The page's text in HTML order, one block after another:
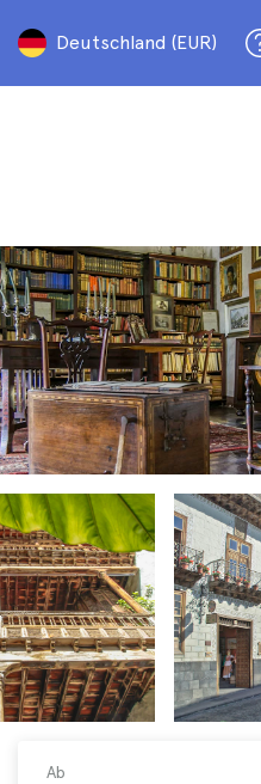
Deutschland (EUR)
Ab